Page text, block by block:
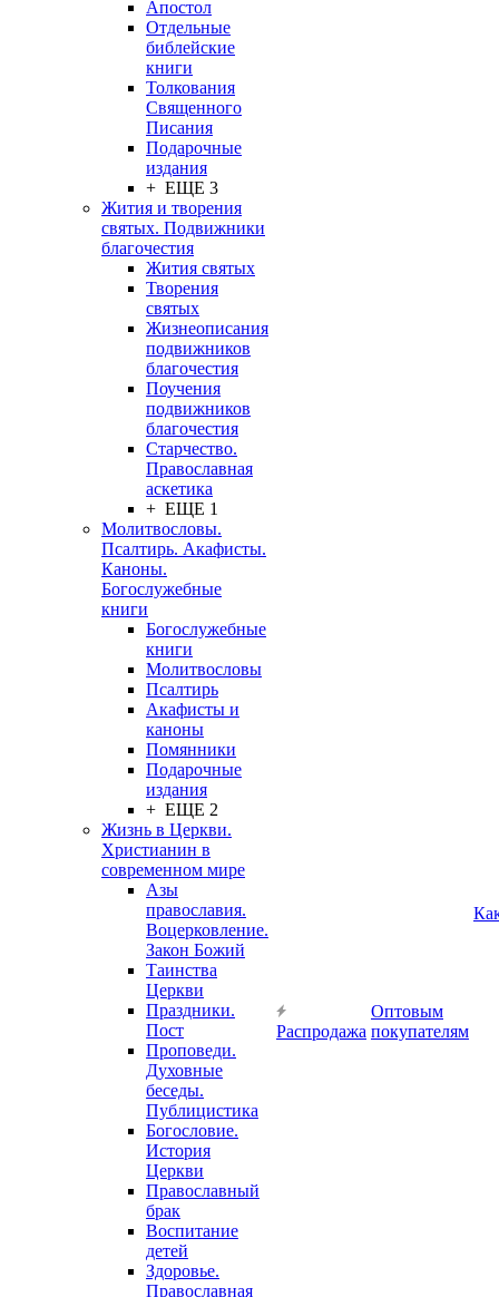
Апостол
Отдельные
библейские
книги
Толкования
Священного
Писания
Подарочные
издания
+ ЕЩЕ 3
Жития и творения
святых. Подвижники
благочестия
Жития святых
Творения
святых
Жизнеописания
подвижников
благочестия
Поучения
подвижников
благочестия
Старчество.
Православная
аскетика
+ ЕЩЕ 1
Молитвословы.
Псалтирь. Акафисты.
Каноны.
Богослужебные
книги
Богослужебные
книги
Молитвословы
Псалтирь
Акафисты и
каноны
Помянники
Подарочные
издания
+ ЕЩЕ 2
Жизнь в Церкви.
Христианин в
современном мире
Азы
православия.
Воцерковление.
Закон Божий
Таинства
Церкви
Праздники.
Пост
Проповеди.
Духовные
беседы.
Публицистика
Богословие.
История
Церкви
Православный
брак
Воспитание
детей
Здоровье.
Православная
Распродажа
Оптовым
покупателям